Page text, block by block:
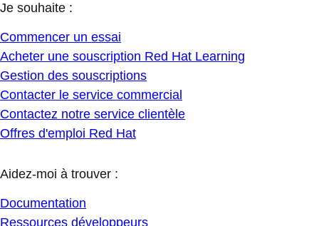
Je souhaite :
Commencer un essai
Acheter une souscription Red Hat Learning
Gestion des souscriptions
Contacter le service commercial
Contactez notre service clientèle
Offres d'emploi Red Hat
Aidez-moi à trouver :
Documentation
Ressources développeurs